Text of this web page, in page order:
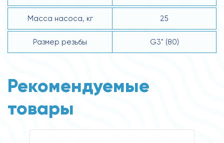
Масса насоса, кг 25
Размер резьбы G3" (80)
Рекомендуемые
товары